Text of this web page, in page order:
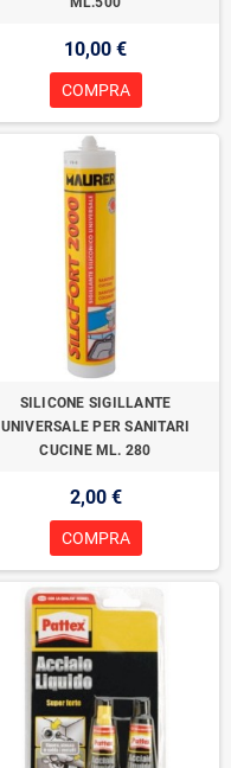
10,00 €
COMPRA
SILICONE SIGILLANTE
UNIVERSALE PER SANITARI
CUCINE ML. 280
2,00 €
COMPRA